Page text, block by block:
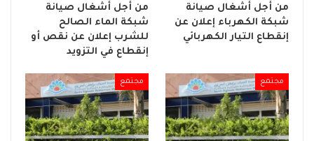
من أجل أشغال صيانة
شبكة الكهرباء إعلان عن
إنقطاع التيار الكهربائي
من أجل أشغال صيانة
شبكة الماء الصالح
للشرب إعلان عن نقص أو
إنقطاع في التزويد
مجتمع مجتمع